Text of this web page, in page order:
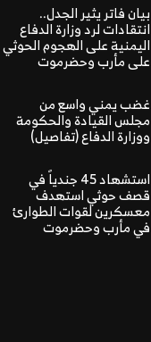
بيان فاتر يثير الجدل..
انتقادات لرد وزارة الدفاع
اليمنية على الهجوم الحوثي
على مأرب وحضرموت
غضب يمني واسع من
مجلس القيادة والحكومة
ووزارة الدفاع (تفاصيل)
استشهاد 45 جندياً في
قصف حوثي استهدف
معسكرين لقوات الطوارئ
في مأرب وحضرموت